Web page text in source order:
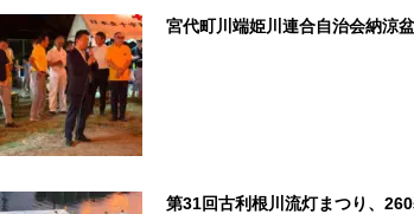
宮代町川端姫川連合自治会納涼
第31回古利根川流灯まつり、